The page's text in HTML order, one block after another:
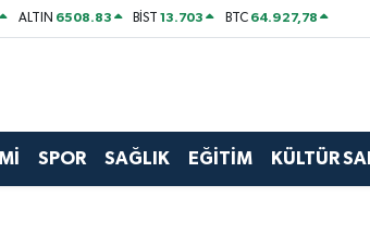
ALTIN 6508.83 BİST13.703 BTC 64.927,78
SPOR SAĞLIK EĞİTİM KÜLTÜR